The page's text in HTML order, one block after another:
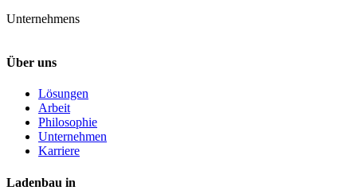
Unternehmens
Über uns
Lösungen
Arbeit
Philosophie
Unternehmen
Karriere
Ladenbau in